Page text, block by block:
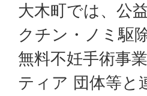
大木町では、公
クチン・ノミ駆
無料不妊手術事
ティア 団体等と